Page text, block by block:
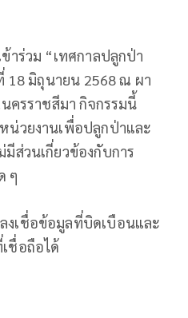
าร่วม “เทศกาลปลูกป่า
18 มิถุนายน 2568 ณ ผา
ครราชสีมา กิจกรรมนี้
น่วยงานเพื่อปลูกป่าและ
ส่วนเกี่ยวข้องกับการ
ๆ
เชื่อข้อมูลที่บิดเบือนและ
ชื่อถือได้